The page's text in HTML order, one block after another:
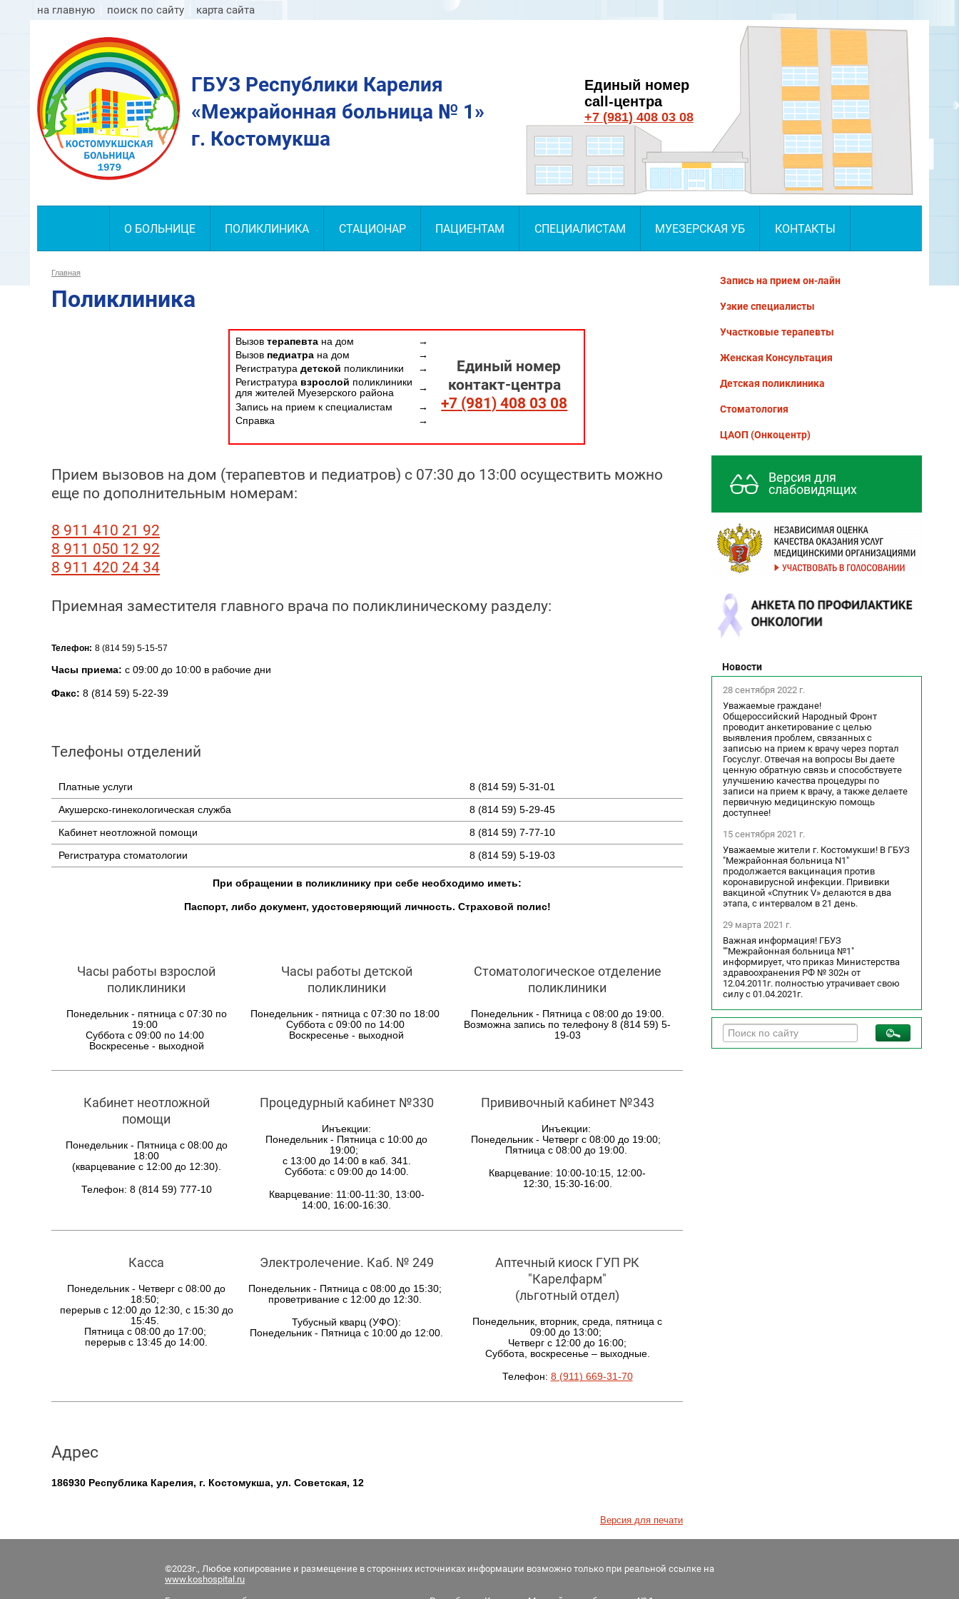
на главную поиск по сайту карта сайта
ГБУЗ Республики Карелия
«Межрайонная больница № 1»
г. Костомукша
Единый номер
call-центра
+7 (981) 408 03 08
О БОЛЬНИЦЕ ПОЛИКЛИНИКА СТАЦИОНАР ПАЦИЕНТАМ СПЕЦИАЛИСТАМ МУЕЗЕРСКАЯ УБ КОНТАКТЫ
Главная
Поликлиника
Вызов терапевта на дом →
Единый номер
контакт-центра
+7 (981) 408 03 08
Вызов педиатра на дом
→
Регистратура детской поликлиники
→
Регистратура взрослой поликлиники
для жителей Муезерского района
→
Запись на прием к специалистам
→
Справка
→
Прием вызовов на дом (терапевтов и педиатров) с 07:30 до 13:00 осуществить можно
еще по дополнительным номерам:
8 911 410 21 92
8 911 050 12 92
8 911 420 24 34
Приемная заместителя главного врача по поликлиническому разделу:
Телефон: 8 (814 59) 5-15-57
Часы приема: с 09:00 до 10:00 в рабочие дни
Факс: 8 (814 59) 5-22-39
Телефоны отделений
Платные услуги 8 (814 59) 5-31-01
Акушерско-гинекологическая служба 8 (814 59) 5-29-45
Кабинет неотложной помощи 8 (814 59) 7-77-10
Регистратура стоматологии 8 (814 59) 5-19-03
При обращении в поликлинику при себе необходимо иметь:
Паспорт, либо документ, удостоверяющий личность. Страховой полис!
Часы работы взрослой
поликлиники
Понедельник - пятница с 07:30 по
19:00
Суббота с 09:00 по 14:00
Воскресенье - выходной
Часы работы детской
поликлиники
Понедельник - пятница с 07:30 по 18:00
Суббота с 09:00 по 14:00
Воскресенье - выходной
Стоматологическое отделение
поликлиники
Понедельник - Пятница с 08:00 до 19:00.
Возможна запись по телефону 8 (814 59) 5-
19-03
Кабинет неотложной
помощи
Понедельник - Пятница с 08:00 до
18:00
(кварцевание с 12:00 до 12:30).
Телефон: 8 (814 59) 777-10
Процедурный кабинет №330
Инъекции:
Понедельник - Пятница с 10:00 до
19:00;
с 13:00 до 14:00 в каб. 341.
Суббота: с 09:00 до 14:00.
Кварцевание: 11:00-11:30, 13:00-
14:00, 16:00-16:30.
Прививочный кабинет №343
Инъекции:
Понедельник - Четверг с 08:00 до 19:00;
Пятница с 08:00 до 19:00.
Кварцевание: 10:00-10:15, 12:00-
12:30, 15:30-16:00.
Касса
Понедельник - Четверг с 08:00 до
18:50;
перерыв с 12:00 до 12:30, с 15:30 до
15:45.
Пятница с 08:00 до 17:00;
перерыв с 13:45 до 14:00.
Электролечение. Каб. № 249
Понедельник - Пятница с 08:00 до 15:30;
проветривание с 12:00 до 12:30.
Тубусный кварц (УФО):
Понедельник - Пятница с 10:00 до 12:00.
Аптечный киоск ГУП РК
"Карелфарм"
(льготный отдел)
Понедельник, вторник, среда, пятница с
09:00 до 13:00;
Четверг с 12:00 до 16:00;
Суббота, воскресенье – выходные.
Телефон: 8 (911) 669-31-70
Адрес
186930 Республика Карелия, г. Костомукша, ул. Советская, 12
Версия для печати
Запись на прием он-лайн
Узкие специалисты
Участковые терапевты
Женская Консультация
Детская поликлиника
Стоматология
ЦАОП (Онкоцентр)
Версия для
слабовидящих
Новости
28 сентября 2022 г.
Уважаемые граждане!
Общероссийский Народный Фронт
проводит анкетирование с целью
выявления проблем, связанных с
записью на прием к врачу через портал
Госуслуг. Отвечая на вопросы Вы даете
ценную обратную связь и способствуете
улучшению качества процедуры по
записи на прием к врачу, а также делаете
первичную медицинскую помощь
доступнее!
15 сентября 2021 г.
Уважаемые жители г. Костомукши! В ГБУЗ
"Межрайонная больница N1"
продолжается вакцинация против
коронавирусной инфекции. Прививки
вакциной «Спутник V» делаются в два
этапа, с интервалом в 21 день.
29 марта 2021 г.
Важная информация! ГБУЗ
""Межрайонная больница №1"
информирует, что приказ Министерства
здравоохранения РФ № 302н от
12.04.2011г. полностью утрачивает свою
силу с 01.04.2021г.
©2023г., Любое копирование и размещение в сторонних источниках информации возможно только при реальной ссылке на
www.kos hospital.ru